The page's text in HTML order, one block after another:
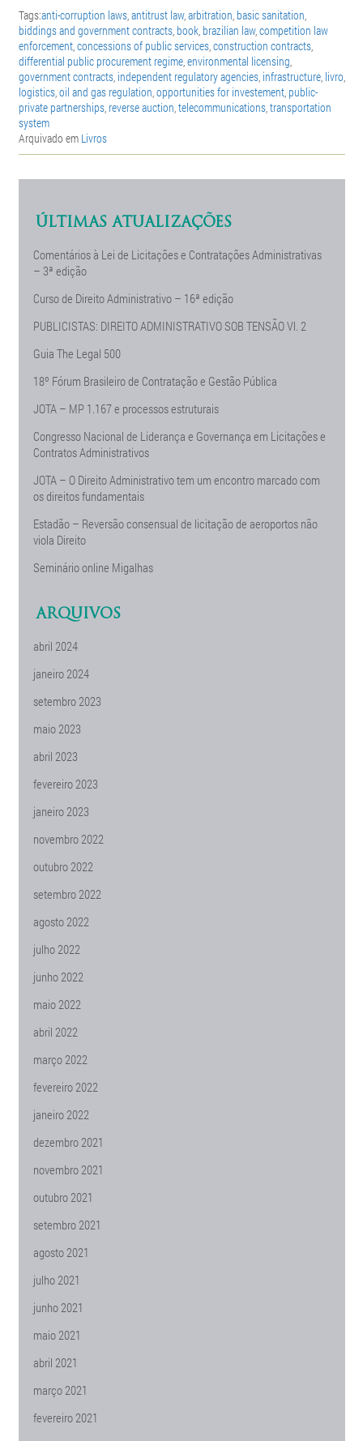
Tags:anti-corruption laws,antitrust law,arbitration, basic sanitation,
biddings and government contracts, book, brazilian law,competition law
enforcement,concessions of public services,construction contracts,
differential public procurement regime,environmental licensing,
government contracts, independent regulatory agencies, infrastructure, livro,
logistics,oil and gas regulation,opportunities for investement, public-
private partnerships, reverse auction,telecommunications,transportation
system
Arquivado em Livros
ÚLTIMAS ATUALIZAÇÕES
Comentários à Lei de Licitações e Contratações Administrativas
– 3ª edição
Curso de Direito Administrativo – 16ª edição
PUBLICISTAS: DIREITO ADMINISTRATIVO SOB TENSÃO Vl. 2
Guia The Legal 500
18º Fórum Brasileiro de Contratação e Gestão Pública
JOTA – MP 1.167 e processos estruturais
Congresso Nacional de Liderança e Governança em Licitações e
Contratos Administrativos
JOTA – O Direito Administrativo tem um encontro marcado com
os direitos fundamentais
Estadão – Reversão consensual de licitação de aeroportos não
viola Direito
Seminário online Migalhas
ARQUIVOS
abril 2024
janeiro 2024
setembro 2023
maio 2023
abril 2023
fevereiro 2023
janeiro 2023
novembro 2022
outubro 2022
setembro 2022
agosto 2022
julho 2022
junho 2022
maio 2022
abril 2022
março 2022
fevereiro 2022
janeiro 2022
dezembro 2021
novembro 2021
outubro 2021
setembro 2021
agosto 2021
julho 2021
junho 2021
maio 2021
abril 2021
março 2021
fevereiro 2021